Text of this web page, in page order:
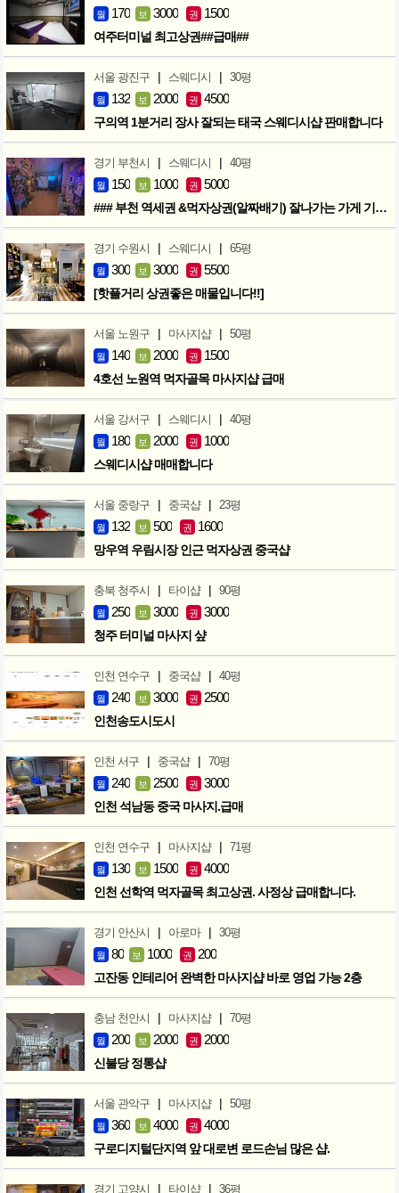
월 170 보 3000 권 1500
여주터미널 최고상권##급매##
서울 광진구 | 스웨디시 | 30평
월 132 보 2000 권 4500
구의역 1분거리 장사 잘되는 태국 스웨디시샵 판매합니다
경기 부천시 | 스웨디시 | 40평
월 150 보 1000 권 5000
### 부천 역세권 &먹자상권(알짜배기) 잘나가는 가게 기회입니다 ###
경기 수원시 | 스웨디시 | 65평
월 300 보 3000 권 5500
[핫플거리 상권좋은 매물입니다!!]
서울 노원구 | 마사지샵 | 50평
월 140 보 2000 권 1500
4호선 노원역 먹자골목 마사지샵 급매
서울 강서구 | 스웨디시 | 40평
월 180 보 2000 권 1000
스웨디시샵 매매합니다
서울 중랑구 | 중국샵 | 23평
월 132 보 500 권 1600
망우역 우림시장 인근 먹자상권 중국샵
충북 청주시 | 타이샵 | 90평
월 250 보 3000 권 3000
청주 터미널 마사지 샾
인천 연수구 | 중국샵 | 40평
월 240 보 3000 권 2500
인천송도시도시
인천 서구 | 중국샵 | 70평
월 240 보 2500 권 3000
인천 석남동 중국 마사지.급매
인천 연수구 | 마사지샵 | 71평
월 130 보 1500 권 4000
인천 선학역 먹자골목 최고상권. 사정상 급매합니다.
경기 안산시 | 아로마 | 30평
월 80 보 1000 권 200
고잔동 인테리어 완벽한 마사지샵 바로 영업 가능 2층
충남 천안시 | 마사지샵 | 70평
월 200 보 2000 권 2000
신불당 정통샵
서울 관악구 | 마사지샵 | 50평
월 360 보 4000 권 4000
구로디지털단지역 앞 대로변 로드손님 많은 샵.
경기 고양시 | 타이샵 | 36평